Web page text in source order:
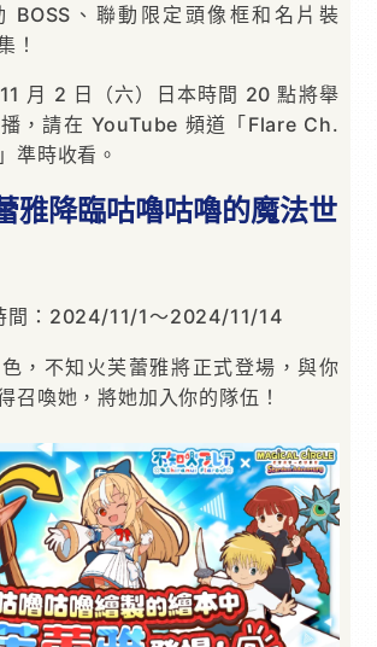
BOSS、聯動限定頭像框和名片裝
！
月 2 日（六）日本時間 20 點將舉
，請在 YouTube 頻道「Flare Ch.
準時收看。
雅降臨咕嚕咕嚕的魔法世
間：2024/11/1～2024/11/14
，不知火芙蕾雅將正式登場，與你
召喚她，將她加入你的隊伍！